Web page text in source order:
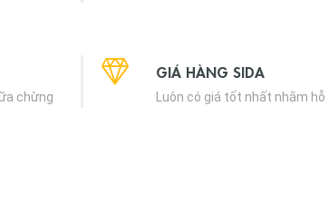
chừng
GIÁ HÀNG SIDA
Luôn có giá tốt nhất nhằm